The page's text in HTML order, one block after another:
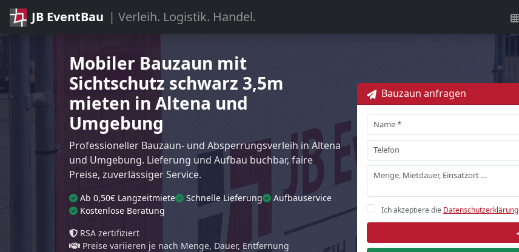
JB EventBau | Verleih. Logistik. Handel.
Mobiler Bauzaun mit
Sichtschutz schwarz 3,5m
mieten in Altena und
Umgebung
Professioneller Bauzaun- und Absperrungsverleih in Altena
und Umgebung. Lieferung und Aufbau buchbar, faire
Preise, zuverlässiger Service.
Ab 0,50€ Langzeitmiete Schnelle Lieferung
Aufbauservice
Kostenlose Beratung
RSA zertifiziert
Preise variieren je nach Menge, Dauer, Entfernung
Bauzaun anfragen
Ich akzeptiere die Datenschutzerklärung